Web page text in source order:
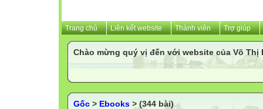
Trang chủ Liên kết website Thành viên Trợ giúp
Chào mừng quý vị đến với website của Võ Thị
Gốc > Ebooks > (344 bài)